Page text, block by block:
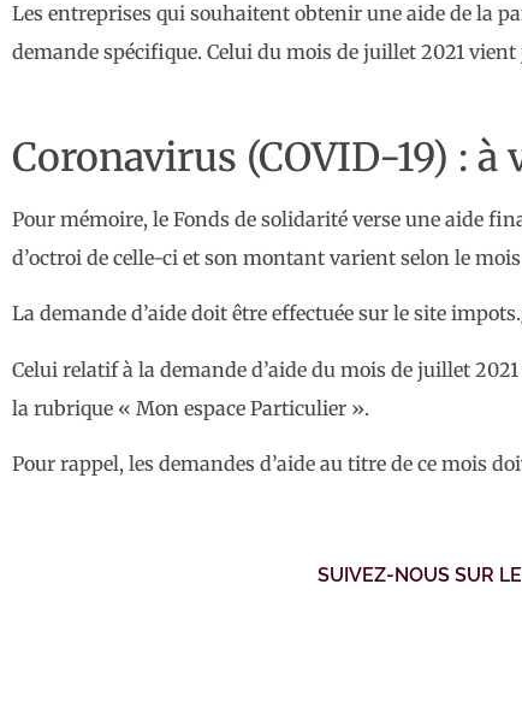
Les entreprises qui souhaitent obtenir une aide de la
demande spécifique. Celui du mois de juillet 2021
Coronavirus (COVID-19) : à
Pour mémoire, le Fonds de solidarité verse une aide
d’octroi de celle-ci et son montant varient selon le
La demande d’aide doit être effectuée sur le site
Celui relatif à la demande d’aide du mois de juillet
la rubrique « Mon espace Particulier ».
Pour rappel, les demandes d’aide au titre de ce mois
SUIVEZ-NOUS SUR